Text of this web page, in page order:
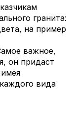
гранита:
на пример
важное,
он придаст
вида